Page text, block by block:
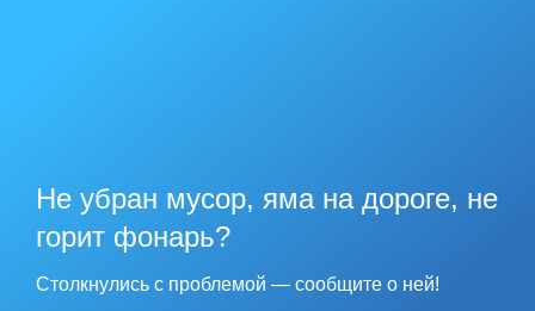
Не убран мусор, яма на дороге, не
горит фонарь?
Столкнулись с проблемой — сообщите о ней!